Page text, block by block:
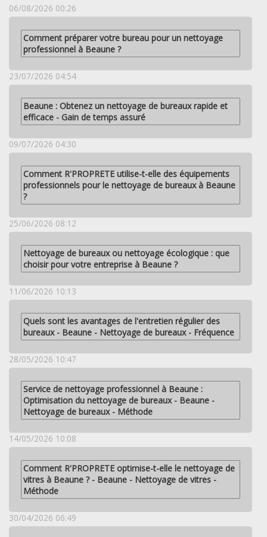
06/08/2026 00:26
Comment préparer votre bureau pour un nettoyage
professionnel à Beaune ?
23/07/2026 04:54
Beaune : Obtenez un nettoyage de bureaux rapide et
efficace - Gain de temps assuré
09/07/2026 04:30
Comment R'PROPRETE utilise-t-elle des équipements
professionnels pour le nettoyage de bureaux à Beaune
?
25/06/2026 08:12
Nettoyage de bureaux ou nettoyage écologique : que
choisir pour votre entreprise à Beaune ?
11/06/2026 10:13
Quels sont les avantages de l'entretien régulier des
bureaux - Beaune - Nettoyage de bureaux - Fréquence
28/05/2026 10:47
Service de nettoyage professionnel à Beaune :
Optimisation du nettoyage de bureaux - Beaune -
Nettoyage de bureaux - Méthode
14/05/2026 10:08
Comment R'PROPRETE optimise-t-elle le nettoyage de
vitres à Beaune ? - Beaune - Nettoyage de vitres -
Méthode
30/04/2026 06:49